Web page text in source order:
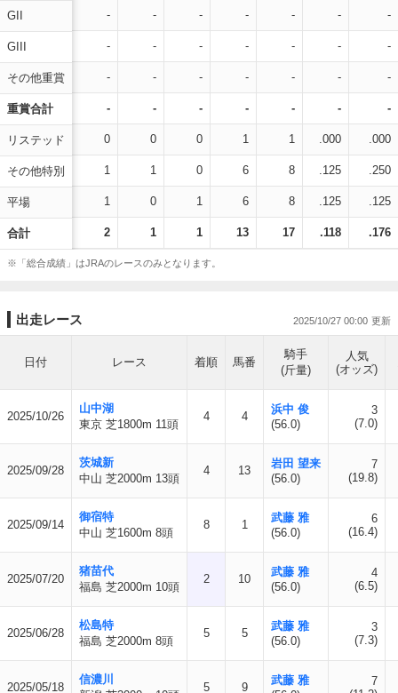
GII
GIII
その他重賞
重賞合計
リステッド
その他特別
平場
合計
- - - - - - -
- - - - - - -
- - - - - - -
- - - - - - -
0 0 0 1 1 .000 .000
1 1 0 6 8 .125 .250
1 0 1 6 8 .125 .125
2 1 1 13 17 .118 .176
※「総合成績」はJRAのレースのみとなります。
出走レース 2025/10/27 00:00
日付 レース 着順 馬番
騎手
(斤量)
人気
(オッズ)
2025/10/26
山中湖
東京 芝1800m 11頭
4 4
浜中 俊
(56.0)
3
(7.0)
2025/09/28
茨城新
中山 芝2000m 13頭
4 13
岩田 望来
(56.0)
7
(19.8)
2025/09/14
御宿特
中山 芝1600m 8頭
8 1
武藤 雅
(56.0)
6
(16.4)
2025/07/20
猪苗代
福島 芝2000m 10頭
2 10
武藤 雅
(56.0)
4
(6.5)
2025/06/28
松島特
福島 芝2000m 8頭
5 5
武藤 雅
(56.0)
3
(7.3)
2025/05/18
信濃川
5 9
武藤 雅
7